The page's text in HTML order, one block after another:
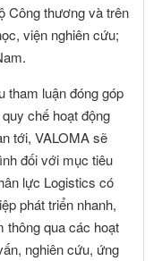
Công thương và trên
viện nghiên cứu;
tham luận đóng góp
chế hoạt động
tới, VALOMA sẽ
đối với mục tiêu
lực Logistics có
phát triển nhanh,
thông qua các hoạt
nghiên cứu, ứng